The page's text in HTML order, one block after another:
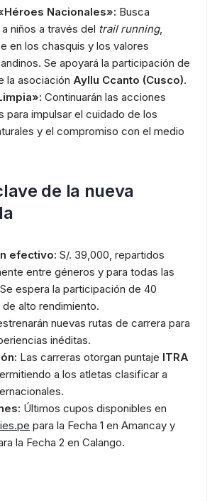
Nacionales»: Busca
niños a través del trail running,
en los chasquis y los valores
Se apoyará la participación de
la asociación Ayllu Ccanto (Cusco).
Continuarán las acciones
para impulsar el cuidado de los
y el compromiso con el medio
de la nueva
efectivo: S/. 39,000, repartidos
entre géneros y para todas las
espera la participación de 40
alto rendimiento.
nuevas rutas de carrera para
inéditas.
Las carreras otorgan puntaje ITRA
a los atletas clasificar a
Últimos cupos disponibles en
para la Fecha 1 en Amancay y
la Fecha 2 en Calango.